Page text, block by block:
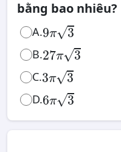
bằng bao nhiêu?
A.9π√3
9
B.27π√3
27 3
C.3π√3
3
D.6π√3
6